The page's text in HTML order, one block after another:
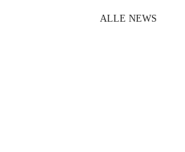
ALLE NEWS